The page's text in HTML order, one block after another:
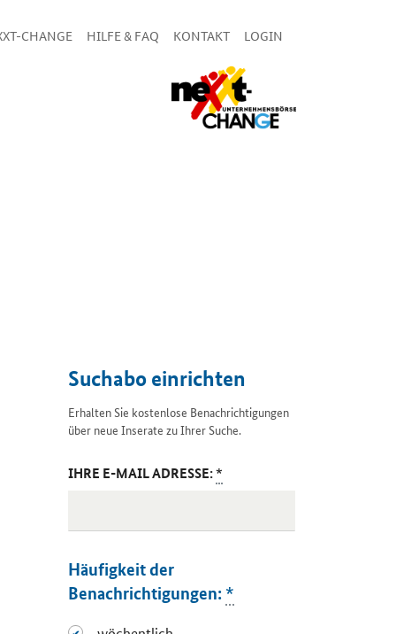
CHANGE HILFE & FAQ KONTAKT LOGIN
Suchabo einrichten
Erhalten Sie kostenlose Benachrichtigungen
über neue Inserate zu Ihrer Suche.
IHRE E-MAIL ADRESSE:*
Häufigkeit der
Benachrichtigungen: *